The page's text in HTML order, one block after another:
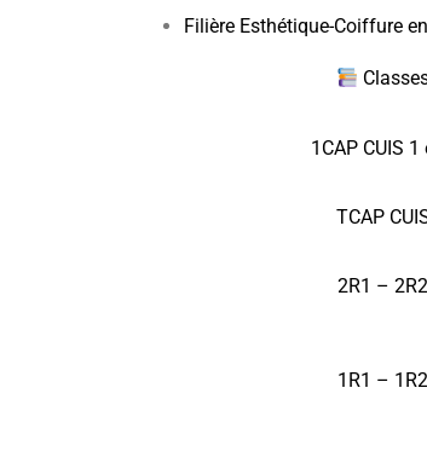
Filière Esthétique-Coiffure
1CAP CUIS 1
TCAP
2R1 – 2R2
1R1 – 1R2